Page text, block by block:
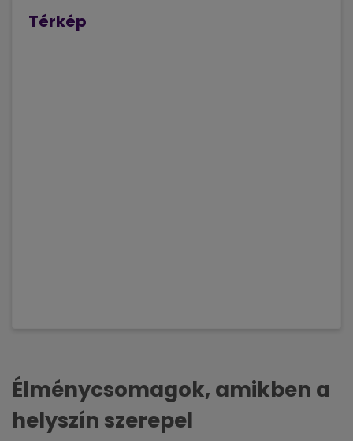
Térkép
Élménycsomagok, amikben a
helyszín szerepel